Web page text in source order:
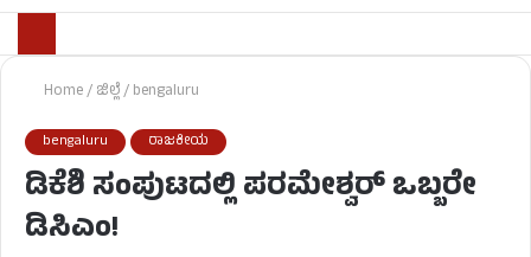
Home/ಜಿಲ್ಲೆ/bengaluru
bengaluru ರಾಜಕೀಯ
ಡಿಕೆಶಿ ಸಂಪುಟದಲ್ಲಿ ಪರಮೇಶ್ವರ್ ಒಬ್ಬರೇ
ಡಿಸಿಎಂ!